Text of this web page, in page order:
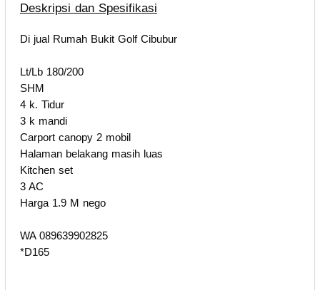
Deskripsi dan Spesifikasi
Di jual Rumah Bukit Golf Cibubur
Lt/Lb 180/200
SHM
4 k. Tidur
3 k mandi
Carport canopy 2 mobil
Halaman belakang masih luas
Kitchen set
3 AC
Harga 1.9 M nego
WA 089639902825
*D165